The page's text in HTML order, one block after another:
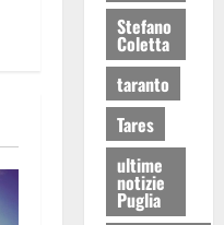
Stefano
Coletta
taranto
Tares
ultime
notizie
Puglia